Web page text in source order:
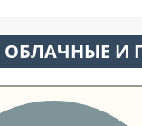
ОБЛАЧНЫЕ И